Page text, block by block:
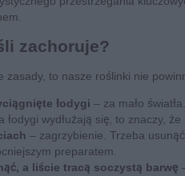
zachoruje?
zasady, to nasze roślinki nie
łodygi – za mało
łodygi wydłużają się, to znaczy,
– zagrzybienie. Trzeba
preparatem.
a liście tracą soczystą barwę